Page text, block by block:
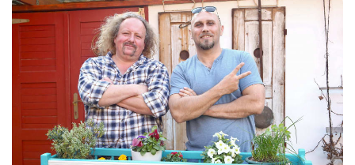
Zahrada
Design
Sledujte prima+
Přihlášení